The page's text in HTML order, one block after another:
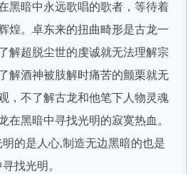
黑暗中永远歌唱的歌者，等待着
煌。卓东来的扭曲畸形是古龙一
解超脱尘世的虔诚就无法理解宗
解酒神被肢解时痛苦的颤栗就无
，不了解古龙和他笔下人物灵魂
在黑暗中寻找光明的寂寞热血。
的是人心,制造无边黑暗的也是
找光明。